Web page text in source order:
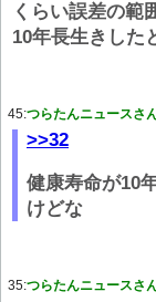
くらい誤差の範
10年長生きした
45:つらたんニュースさ
>>32
健康寿命が10
けどな
35:つらたんニュースさ